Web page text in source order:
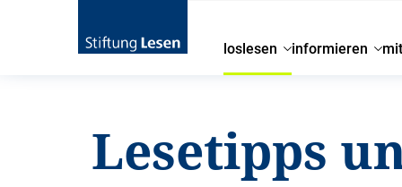
loslesen informieren
Lesetipps